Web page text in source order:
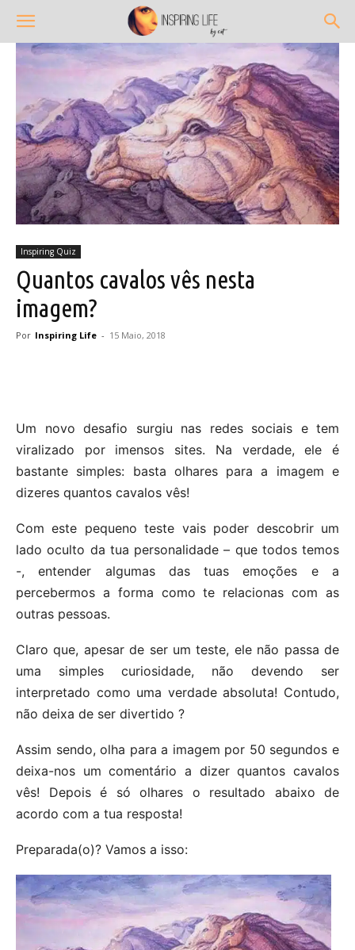
Inspiring Quiz
Quantos cavalos vês nesta
imagem?
Por Inspiring Life - 15 Maio, 2018
Um novo desafio surgiu nas redes sociais e tem
viralizado por imensos sites. Na verdade, ele é
bastante simples: basta olhares para a imagem e
dizeres quantos cavalos vês!
Com este pequeno teste vais poder descobrir um
lado oculto da tua personalidade – que todos temos
-, entender algumas das tuas emoções e a
percebermos a forma como te relacionas com as
outras pessoas.
Claro que, apesar de ser um teste, ele não passa de
uma simples curiosidade, não devendo ser
interpretado como uma verdade absoluta! Contudo,
não deixa de ser divertido ?
Assim sendo, olha para a imagem por 50 segundos e
deixa-nos um comentário a dizer quantos cavalos
vês! Depois é só olhares o resultado abaixo de
acordo com a tua resposta!
Preparada(o)? Vamos a isso: